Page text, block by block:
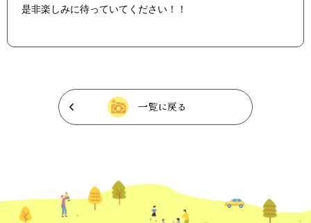
是非楽しみに待っていてください！！
一覧に戻る